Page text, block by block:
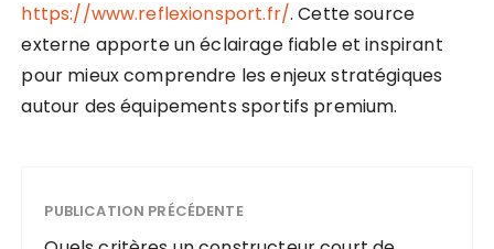
https://www.reflexionsport.fr/. Cette source
externe apporte un éclairage fiable et inspirant
pour mieux comprendre les enjeux stratégiques
autour des équipements sportifs premium.
PUBLICATION PRÉCÉDENTE